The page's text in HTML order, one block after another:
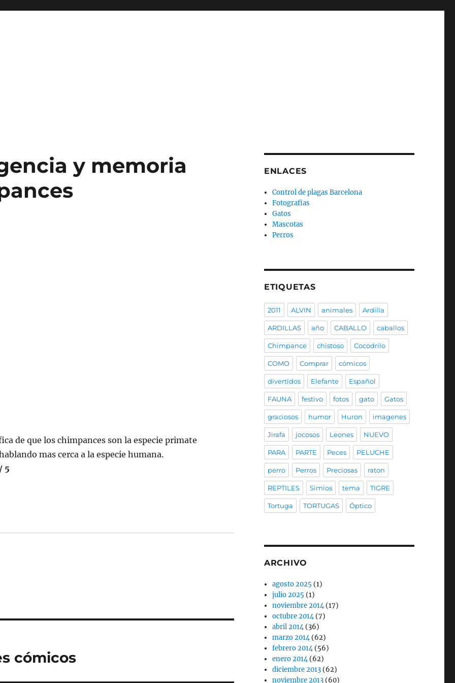
y memoria
de que los chimpances son la especie primate
mas cerca a la especie humana.
5
cómicos
ENLACES
Control de plagas Barcelona
Fotografias
Gatos
Mascotas
Perros
ETIQUETAS
2011 ALVIN animales Ardilla
ARDILLAS año CABALLO caballos
Chimpance chistoso Cocodrilo
COMO Comprar cómicos
divertidos Elefante Español
FAUNA festivo fotos gato Gatos
graciosos humor Huron imagenes
Jirafa jocosos Leones NUEVO
PARA PARTE Peces PELUCHE
perro Perros Preciosas raton
REPTILES Simios tema TIGRE
Tortuga TORTUGAS Óptico
ARCHIVO
agosto 2025 (1)
julio 2025 (1)
noviembre 2014(17)
octubre 2014(7)
abril 2014(36)
marzo 2014(62)
febrero 2014(56)
enero 2014(62)
diciembre 2013 (62)
noviembre 2013 (60)